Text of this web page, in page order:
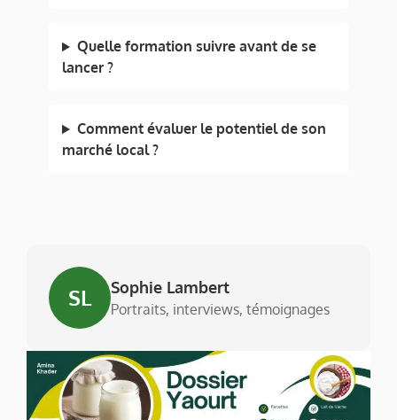
Quelle formation suivre avant de se
lancer ?
Comment évaluer le potentiel de son
marché local ?
SL Sophie Lambert
Portraits, interviews, témoignages